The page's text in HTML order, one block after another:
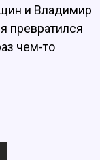
и Владимир
превратился
чем-то